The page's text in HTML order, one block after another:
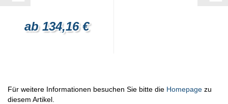
ab 134,16 €
Für weitere Informationen besuchen Sie bitte die Homepage zu
diesem Artikel.